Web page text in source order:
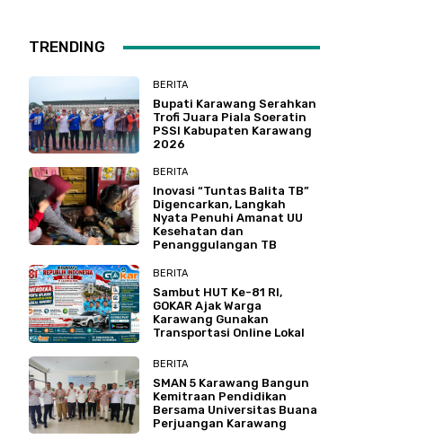
TRENDING
BERITA
Bupati Karawang Serahkan
Trofi Juara Piala Soeratin
PSSI Kabupaten Karawang
2026
BERITA
Inovasi “Tuntas Balita TB”
Digencarkan, Langkah
Nyata Penuhi Amanat UU
Kesehatan dan
Penanggulangan TB
BERITA
Sambut HUT Ke-81 RI,
GOKAR Ajak Warga
Karawang Gunakan
Transportasi Online Lokal
BERITA
SMAN 5 Karawang Bangun
Kemitraan Pendidikan
Bersama Universitas Buana
Perjuangan Karawang